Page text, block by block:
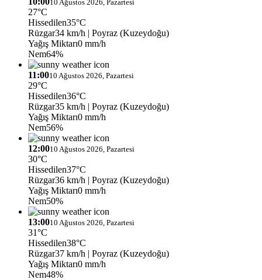
10 Ağustos 2026, Pazartesi
27°C
Hissedilen35°C
Rüzgar34 km/h | Poyraz (Kuzeydoğu)
Yağış Miktarı0 mm/h
Nem64%
11:0010 Ağustos 2026, Pazartesi
29°C
Hissedilen36°C
Rüzgar35 km/h | Poyraz (Kuzeydoğu)
Yağış Miktarı0 mm/h
Nem56%
12:0010 Ağustos 2026, Pazartesi
30°C
Hissedilen37°C
Rüzgar36 km/h | Poyraz (Kuzeydoğu)
Yağış Miktarı0 mm/h
Nem50%
13:0010 Ağustos 2026, Pazartesi
31°C
Hissedilen38°C
Rüzgar37 km/h | Poyraz (Kuzeydoğu)
Yağış Miktarı0 mm/h
Nem48%